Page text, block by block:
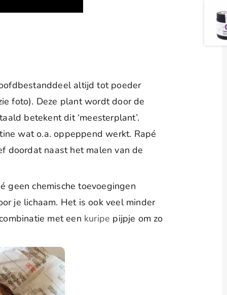
altijd tot poeder
foto). Deze plant wordt door de
betekent dit ‘meesterplant’.
wat o.a. oppeppend werkt. Rapé
doordat naast het malen van de
geen chemische toevoegingen
je lichaam. Het is ook veel minder
met een kuripe pijpje om zo